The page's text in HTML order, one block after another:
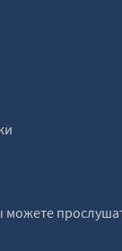
можете